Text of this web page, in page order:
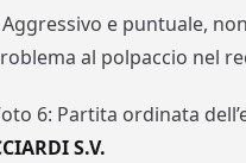
e puntuale,
al polpaccio nel
6: Partita ordinata
S.V.